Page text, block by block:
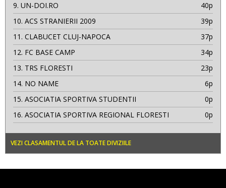
9. UN-DOI.RO
40p
10. ACS STRANIERII 2009
39p
11. CLABUCET CLUJ-NAPOCA
37p
12. FC BASE CAMP
34p
13. TRS FLORESTI
23p
14. NO NAME
6p
15. ASOCIATIA SPORTIVA STUDENTII
0p
16. ASOCIATIA SPORTIVA REGIONAL FLORESTI 0p
VEZI CLASAMENTUL DE LA TOATE DIVIZIILE